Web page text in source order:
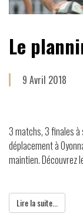
Le
9 Avril 2018
3 matchs, 3 finales à
déplacement à
maintien. Découvrez
Lire la suite...